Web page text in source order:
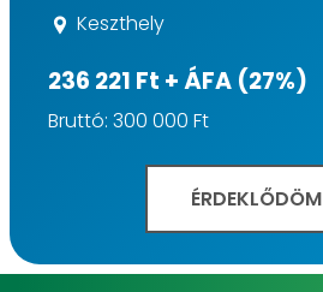
Keszthely
236 221 Ft + ÁFA (27%)
Bruttó: 300 000 Ft
ÉRDEKLŐDÖM